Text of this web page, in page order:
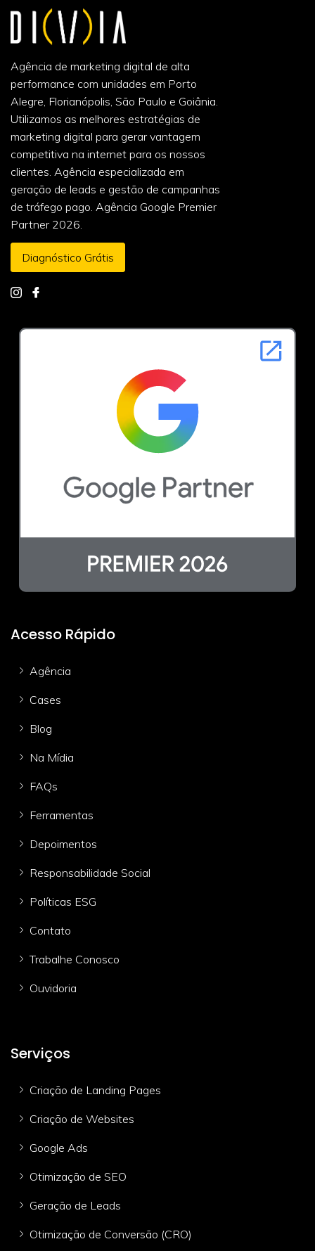
Agência de marketing digital de alta
performance com unidades em Porto
Alegre, Florianópolis, São Paulo e Goiânia.
Utilizamos as melhores estratégias de
marketing digital para gerar vantagem
competitiva na internet para os nossos
clientes. Agência especializada em
geração de leads e gestão de campanhas
de tráfego pago. Agência Google Premier
Partner 2026.
Diagnóstico Grátis
Acesso Rápido
Agência
Cases
Blog
Na Mídia
FAQs
Ferramentas
Depoimentos
Responsabilidade Social
Políticas ESG
Contato
Trabalhe Conosco
Ouvidoria
Serviços
Criação de Landing Pages
Criação de Websites
Google Ads
Otimização de SEO
Geração de Leads
Otimização de Conversão (CRO)